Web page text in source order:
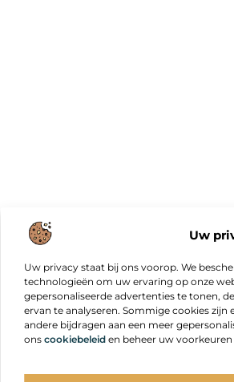
Uw
Uw privacy staat bij ons voorop. We
technologieën om uw ervaring op onze
gepersonaliseerde advertenties te tonen,
ervan te analyseren. Sommige cookies
andere bijdragen aan een meer
ons cookiebeleid en beheer uw